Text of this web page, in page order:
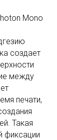
Mono
создает
между
печати,
Такая
фиксации